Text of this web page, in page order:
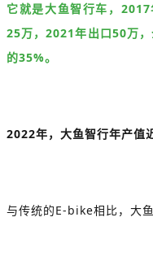
它就是大鱼智行车，
25万，2021年出口50万
的35%。
2022年，大鱼智行年产值
与传统的E-bike相比，大